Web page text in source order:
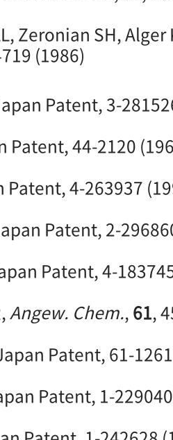
Zeronian SH,
(1986)
Patent, 3-
Patent, 44-2120
Patent, 4-263937
Patent, 2-
Patent, 4-
Angew. Chem.,61,
Patent, 61-
Patent, 1-